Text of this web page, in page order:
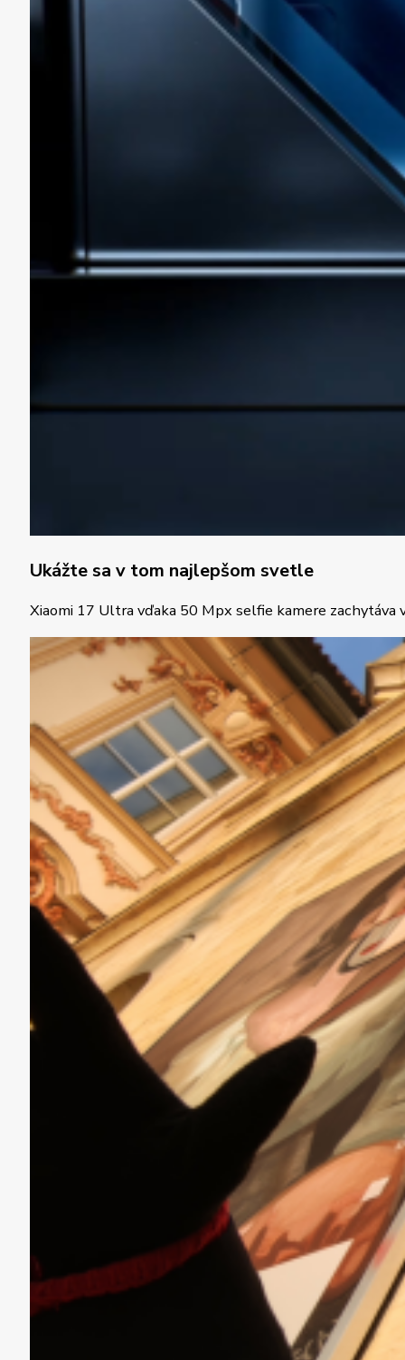
Ukážte sa v tom najlepšom svetle
Xiaomi 17 Ultra vďaka 50 Mpx selfie kamere